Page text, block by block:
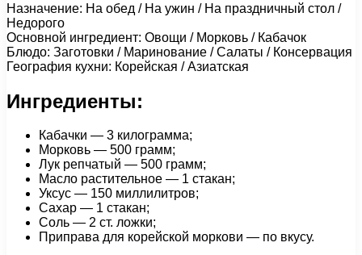
Назначение: На обед / На ужин / На праздничный стол /
Недорого
Основной ингредиент: Овощи / Морковь / Кабачок
Блюдо: Заготовки / Маринование / Салаты / Консервация
География кухни: Корейская / Азиатская
Ингредиенты:
Кабачки — 3 килограмма;
Морковь — 500 грамм;
Лук репчатый — 500 грамм;
Масло растительное — 1 стакан;
Уксус — 150 миллилитров;
Сахар — 1 стакан;
Соль — 2 ст. ложки;
Приправа для корейской моркови — по вкусу.